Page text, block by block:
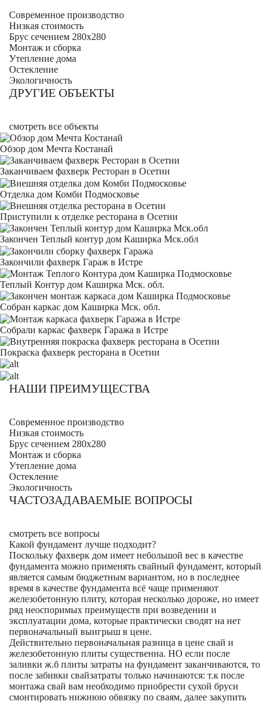
Современное производство
Низкая стоимость
Брус сечением 280х280
Монтаж и сборка
Утепление дома
Остекление
Экологичность
ДРУГИЕ ОБЪЕКТЫ
смотреть все объекты
Обзор дом Мечта Костанай
Заканчиваем фахверк Ресторан в Осетии
Отделка дом Комби Подмосковье
Приступили к отделке ресторана в Осетии
Закончен Теплый контур дом Каширка Мск.обл
Закончили фахверк Гараж в Истре
Теплый Контур дом Каширка Мск. обл.
Собран каркас дом Каширка Мск. обл.
Собрали каркас фахверк Гаража в Истре
Покраска фахверк ресторана в Осетии
НАШИ ПРЕИМУЩЕСТВА
Современное производство
Низкая стоимость
Брус сечением 280х280
Монтаж и сборка
Утепление дома
Остекление
Экологичность
ЧАСТОЗАДАВАЕМЫЕ ВОПРОСЫ
смотреть все вопросы
Какой фундамент лучше подходит?
Поскольку фахверк дом имеет небольшой вес в качестве
фундамента можно применять свайный фундамент, который
является самым бюджетным вариантом, но в последнее
время в качестве фундамента всё чаще применяют
железобетонную плиту, которая несколько дороже, но имеет
ряд неоспоримых преимуществ при возведении и
эксплуатации дома, которые практически сводят на нет
первоначальный выигрыш в цене.
Действительно первоначальная разница в цене свай и
железобетонную плиты существенна. НО если после
заливки ж.б плиты затраты на фундамент заканчиваются, то
после забивки свайзатраты только начинаются: т.к после
монтажа свай вам необходимо приобрести сухой бруси
смонтировать нижнюю обвязку по сваям, далее закупить